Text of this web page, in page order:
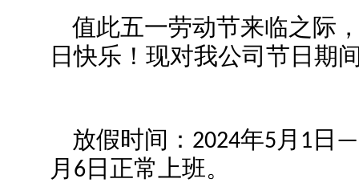
值此五一劳动节来临之际
日快乐！现对我公司节日期
放假时间：2024年5月1日
月6日正常上班。